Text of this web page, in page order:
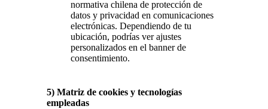
normativa chilena de protección de
datos y privacidad en comunicaciones
electrónicas. Dependiendo de tu
ubicación, podrías ver ajustes
personalizados en el banner de
consentimiento.
5) Matriz de cookies y tecnologías
empleadas